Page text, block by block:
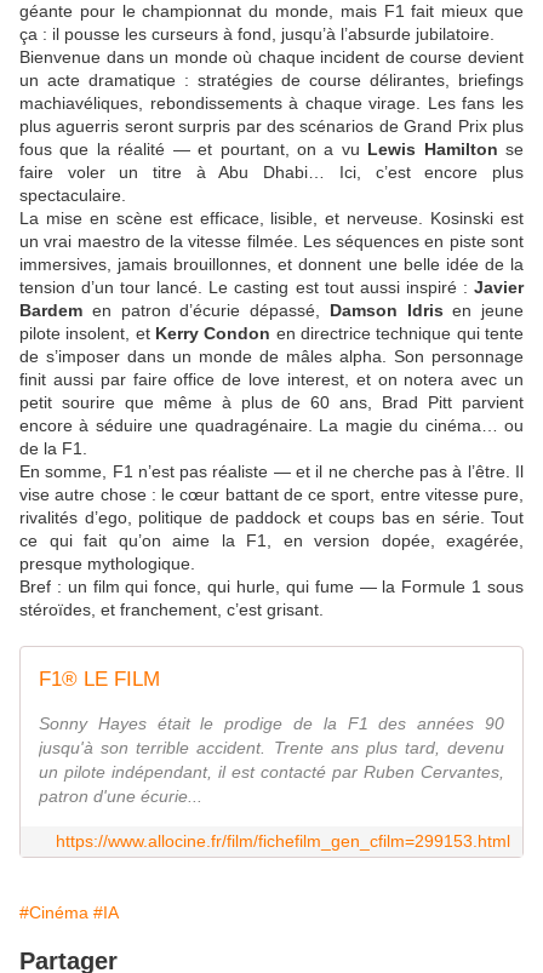
géante pour le championnat du monde, mais F1 fait mieux que
ça : il pousse les curseurs à fond, jusqu’à l’absurde jubilatoire.
Bienvenue dans un monde où chaque incident de course devient
un acte dramatique : stratégies de course délirantes, briefings
machiavéliques, rebondissements à chaque virage. Les fans les
plus aguerris seront surpris par des scénarios de Grand Prix plus
fous que la réalité — et pourtant, on a vu Lewis Hamilton se
faire voler un titre à Abu Dhabi… Ici, c’est encore plus
spectaculaire.
La mise en scène est efficace, lisible, et nerveuse. Kosinski est
un vrai maestro de la vitesse filmée. Les séquences en piste sont
immersives, jamais brouillonnes, et donnent une belle idée de la
tension d’un tour lancé. Le casting est tout aussi inspiré : Javier
Bardem en patron d’écurie dépassé, Damson Idris en jeune
pilote insolent, et Kerry Condon en directrice technique qui tente
de s’imposer dans un monde de mâles alpha. Son personnage
finit aussi par faire office de love interest, et on notera avec un
petit sourire que même à plus de 60 ans, Brad Pitt parvient
encore à séduire une quadragénaire. La magie du cinéma… ou
de la F1.
En somme, F1 n’est pas réaliste — et il ne cherche pas à l’être. Il
vise autre chose : le cœur battant de ce sport, entre vitesse pure,
rivalités d’ego, politique de paddock et coups bas en série. Tout
ce qui fait qu’on aime la F1, en version dopée, exagérée,
presque mythologique.
Bref : un film qui fonce, qui hurle, qui fume — la Formule 1 sous
stéroïdes, et franchement, c’est grisant.
F1® LE FILM
Sonny Hayes était le prodige de la F1 des années 90
jusqu'à son terrible accident. Trente ans plus tard, devenu
un pilote indépendant, il est contacté par Ruben Cervantes,
patron d'une écurie...
https://www.allocine.fr/film/fichefilm_gen_cfilm=299153.html
#Cinéma #IA
Partager